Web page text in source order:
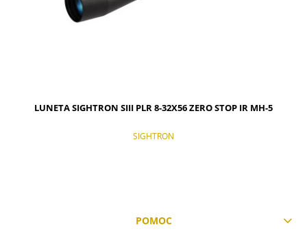
LUNETA SIGHTRON SIII PLR 8-32X56 ZERO STOP IR MH-5
SIGHTRON
POMOC